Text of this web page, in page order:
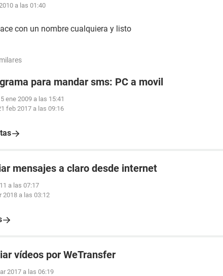
a las 01:40
con un nombre cualquiera y listo
para mandar sms: PC a movil
ene 2009 a las 15:41
feb 2017 a las 09:16
mensajes a claro desde internet
a las 07:17
2018 a las 03:12
vídeos por WeTransfer
2017 a las 06:19